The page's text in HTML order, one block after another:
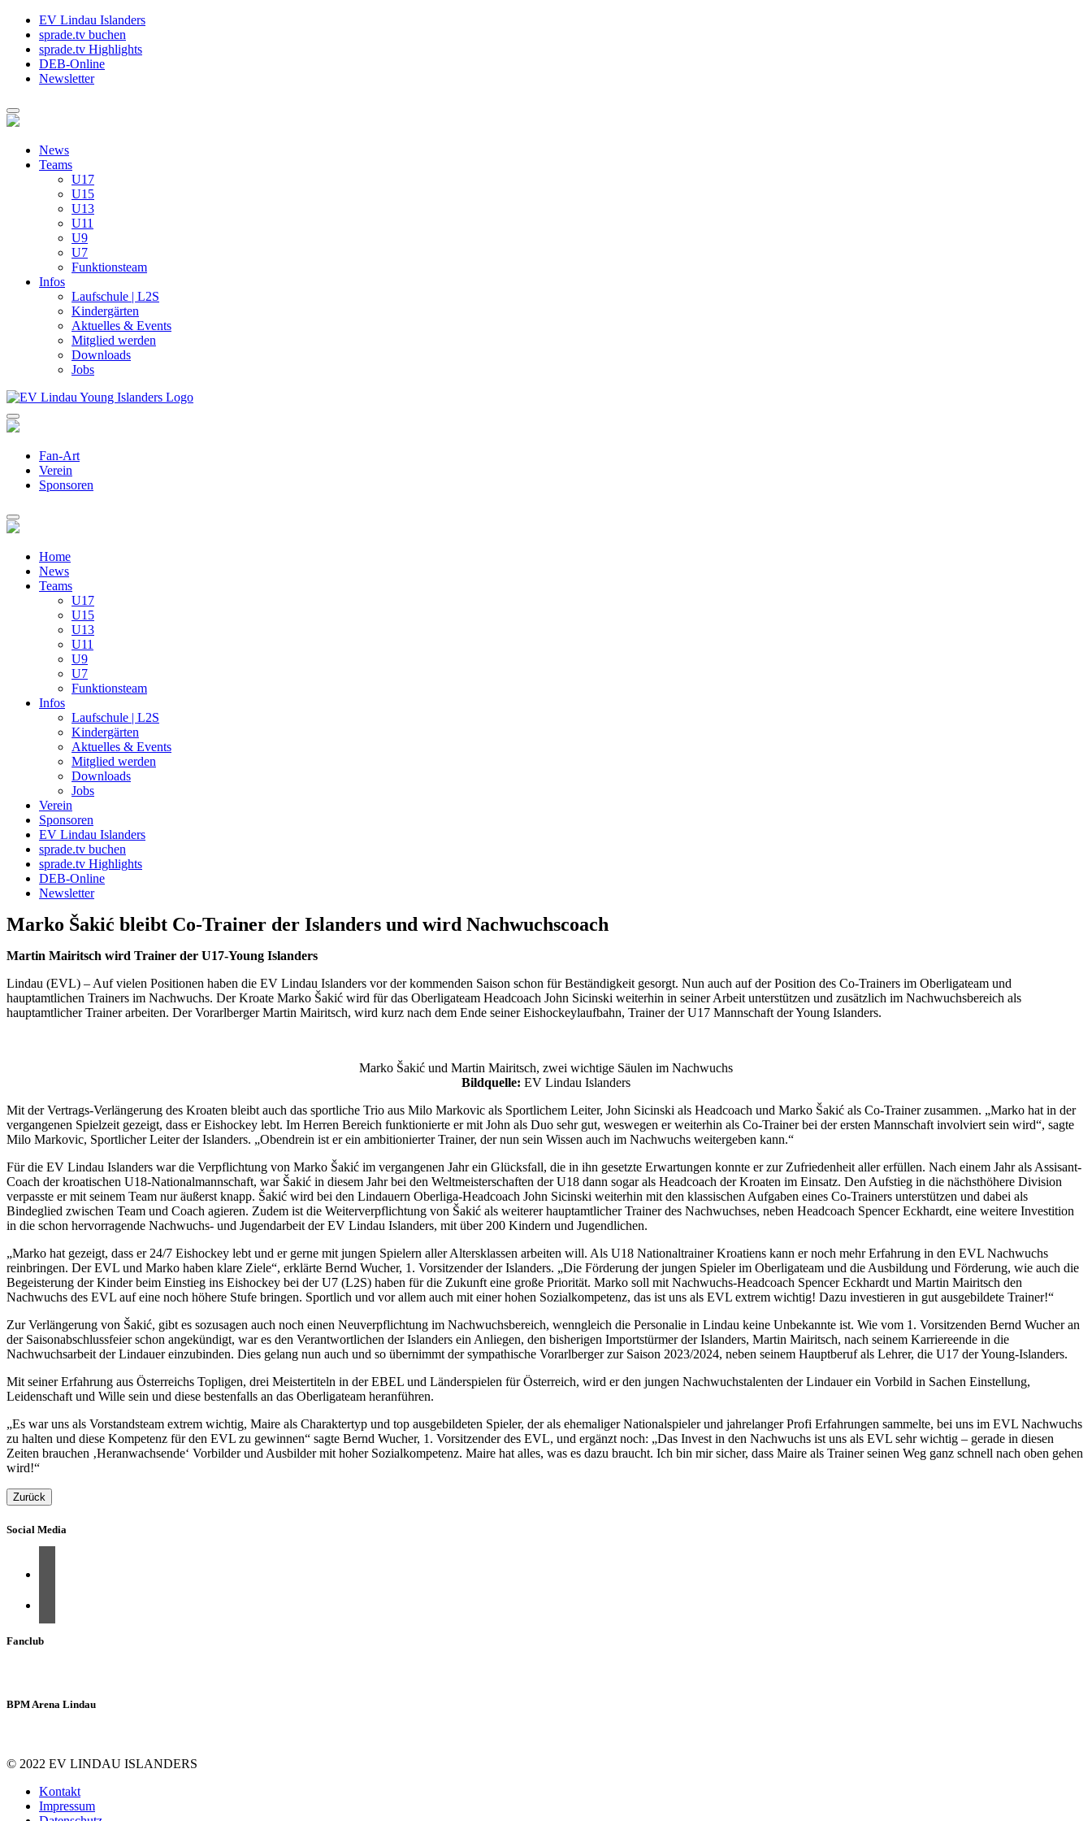
EV Lindau Islanders
sprade.tv buchen
sprade.tv Highlights
DEB-Online
Newsletter
News
Teams
U17
U15
U13
U11
U9
U7
Funktionsteam
Infos
Laufschule | L2S
Kindergärten
Aktuelles & Events
Mitglied werden
Downloads
Jobs
Fan-Art
Verein
Sponsoren
Home
News
Teams
U17
U15
U13
U11
U9
U7
Funktionsteam
Infos
Laufschule | L2S
Kindergärten
Aktuelles & Events
Mitglied werden
Downloads
Jobs
Verein
Sponsoren
EV Lindau Islanders
sprade.tv buchen
sprade.tv Highlights
DEB-Online
Newsletter
Marko Šakić bleibt Co-Trainer der Islanders und wird Nachwuchscoach
Martin Mairitsch wird Trainer der U17-Young Islanders
Lindau (EVL) – Auf vielen Positionen haben die EV Lindau Islanders vor der kommenden Saison schon für Beständigkeit gesorgt. Nun auch auf der Position des Co-Trainers im Oberligateam und
hauptamtlichen Trainers im Nachwuchs. Der Kroate Marko Šakić wird für das Oberligateam Headcoach John Sicinski weiterhin in seiner Arbeit unterstützen und zusätzlich im Nachwuchsbereich als
hauptamtlicher Trainer arbeiten. Der Vorarlberger Martin Mairitsch, wird kurz nach dem Ende seiner Eishockeylaufbahn, Trainer der U17 Mannschaft der Young Islanders.
Marko Šakić und Martin Mairitsch, zwei wichtige Säulen im Nachwuchs
Bildquelle: EV Lindau Islanders
Mit der Vertrags-Verlängerung des Kroaten bleibt auch das sportliche Trio aus Milo Markovic als Sportlichem Leiter, John Sicinski als Headcoach und Marko Šakić als Co-Trainer zusammen. „Marko hat in der
vergangenen Spielzeit gezeigt, dass er Eishockey lebt. Im Herren Bereich funktionierte er mit John als Duo sehr gut, weswegen er weiterhin als Co-Trainer bei der ersten Mannschaft involviert sein wird“, sagte
Milo Markovic, Sportlicher Leiter der Islanders. „Obendrein ist er ein ambitionierter Trainer, der nun sein Wissen auch im Nachwuchs weitergeben kann.“
Für die EV Lindau Islanders war die Verpflichtung von Marko Šakić im vergangenen Jahr ein Glücksfall, die in ihn gesetzte Erwartungen konnte er zur Zufriedenheit aller erfüllen. Nach einem Jahr als Assisant-
Coach der kroatischen U18-Nationalmannschaft, war Šakić in diesem Jahr bei den Weltmeisterschaften der U18 dann sogar als Headcoach der Kroaten im Einsatz. Den Aufstieg in die nächsthöhere Division
verpasste er mit seinem Team nur äußerst knapp. Šakić wird bei den Lindauern Oberliga-Headcoach John Sicinski weiterhin mit den klassischen Aufgaben eines Co-Trainers unterstützen und dabei als
Bindeglied zwischen Team und Coach agieren. Zudem ist die Weiterverpflichtung von Šakić als weiterer hauptamtlicher Trainer des Nachwuchses, neben Headcoach Spencer Eckhardt, eine weitere Investition
in die schon hervorragende Nachwuchs- und Jugendarbeit der EV Lindau Islanders, mit über 200 Kindern und Jugendlichen.
„Marko hat gezeigt, dass er 24/7 Eishockey lebt und er gerne mit jungen Spielern aller Altersklassen arbeiten will. Als U18 Nationaltrainer Kroatiens kann er noch mehr Erfahrung in den EVL Nachwuchs
reinbringen. Der EVL und Marko haben klare Ziele“, erklärte Bernd Wucher, 1. Vorsitzender der Islanders. „Die Förderung der jungen Spieler im Oberligateam und die Ausbildung und Förderung, wie auch die
Begeisterung der Kinder beim Einstieg ins Eishockey bei der U7 (L2S) haben für die Zukunft eine große Priorität. Marko soll mit Nachwuchs-Headcoach Spencer Eckhardt und Martin Mairitsch den
Nachwuchs des EVL auf eine noch höhere Stufe bringen. Sportlich und vor allem auch mit einer hohen Sozialkompetenz, das ist uns als EVL extrem wichtig! Dazu investieren in gut ausgebildete Trainer!“
Zur Verlängerung von Šakić, gibt es sozusagen auch noch einen Neuverpflichtung im Nachwuchsbereich, wenngleich die Personalie in Lindau keine Unbekannte ist. Wie vom 1. Vorsitzenden Bernd Wucher an
der Saisonabschlussfeier schon angekündigt, war es den Verantwortlichen der Islanders ein Anliegen, den bisherigen Importstürmer der Islanders, Martin Mairitsch, nach seinem Karriereende in die
Nachwuchsarbeit der Lindauer einzubinden. Dies gelang nun auch und so übernimmt der sympathische Vorarlberger zur Saison 2023/2024, neben seinem Hauptberuf als Lehrer, die U17 der Young-Islanders.
Mit seiner Erfahrung aus Österreichs Topligen, drei Meistertiteln in der EBEL und Länderspielen für Österreich, wird er den jungen Nachwuchstalenten der Lindauer ein Vorbild in Sachen Einstellung,
Leidenschaft und Wille sein und diese bestenfalls an das Oberligateam heranführen.
„Es war uns als Vorstandsteam extrem wichtig, Maire als Charaktertyp und top ausgebildeten Spieler, der als ehemaliger Nationalspieler und jahrelanger Profi Erfahrungen sammelte, bei uns im EVL Nachwuchs
zu halten und diese Kompetenz für den EVL zu gewinnen“ sagte Bernd Wucher, 1. Vorsitzender des EVL, und ergänzt noch: „Das Invest in den Nachwuchs ist uns als EVL sehr wichtig – gerade in diesen
Zeiten brauchen ‚Heranwachsende‘ Vorbilder und Ausbilder mit hoher Sozialkompetenz. Maire hat alles, was es dazu braucht. Ich bin mir sicher, dass Maire als Trainer seinen Weg ganz schnell nach oben gehen
wird!“
Zurück
Social Media
Fanclub
BPM Arena Lindau
© 2022 EV LINDAU ISLANDERS
Kontakt
Impressum